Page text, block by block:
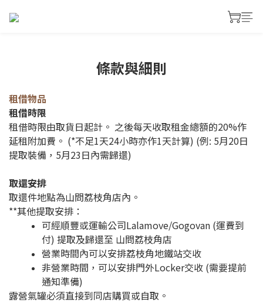
條款與細則
租借物品
租借時限
租借時限由取貨日起計。 之後每天收取租金總額的20%作
延租附加費。 (*不足1天24小時亦作1天計算) (例: 5月20日
提取裝備，5月23日內需歸還)
取還安排
取還件地點為山問荔枝角店內。
**其他提取安排：
可經順豐或運輸公司Lalamove/Gogovan (運費到
付) 提取及歸還至 山問荔枝角店
營業時間內可以安排荔枝角地鐵站交收
非營業時間，可以安排門外Locker交收 (需要提前
通知準備)
露營氣罐必須直接到同店購買或自取。